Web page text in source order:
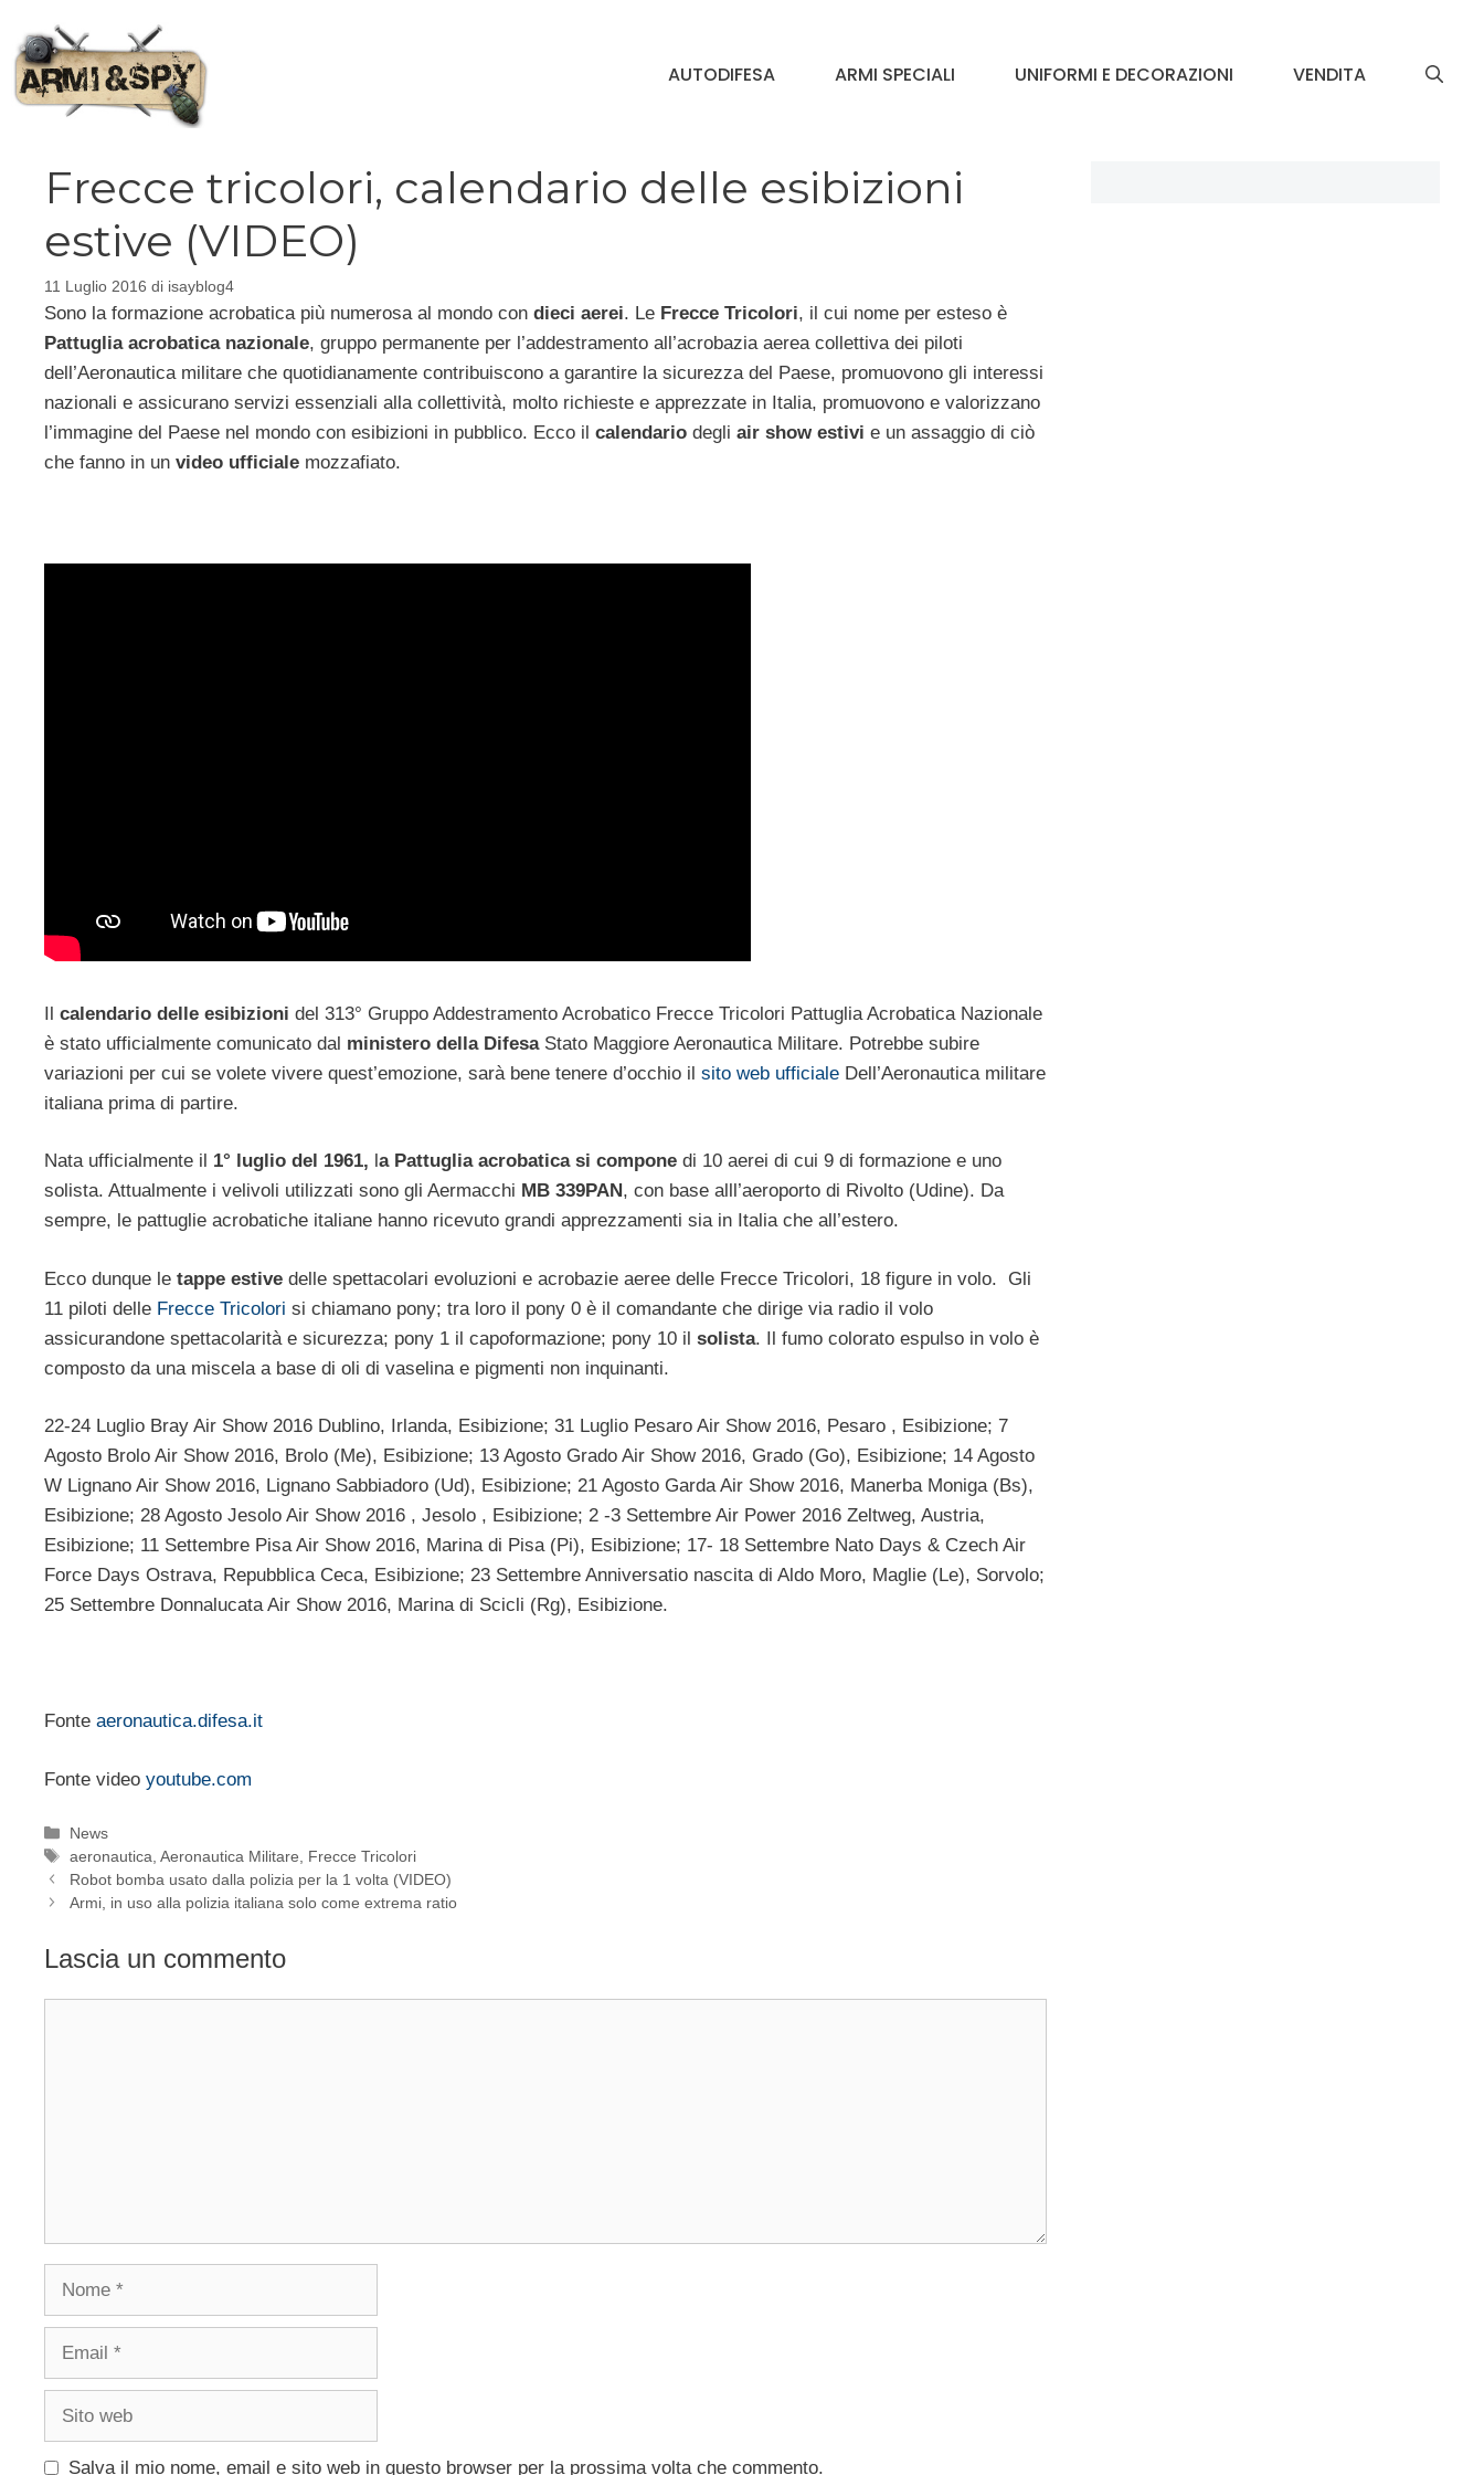
contenuto
AUTODIFESA ARMI SPECIALI UNIFORMI E DECORAZIONI VENDITA
Frecce tricolori, calendario delle esibizioni
estive (VIDEO)
11 Luglio 2016 di isayblog4
Sono la formazione acrobatica più numerosa al mondo con dieci aerei. Le Frecce Tricolori, il cui nome per esteso è
Pattuglia acrobatica nazionale, gruppo permanente per l’addestramento all’acrobazia aerea collettiva dei piloti
dell’Aeronautica militare che quotidianamente contribuiscono a garantire la sicurezza del Paese, promuovono gli interessi
nazionali e assicurano servizi essenziali alla collettività, molto richieste e apprezzate in Italia, promuovono e valorizzano
l’immagine del Paese nel mondo con esibizioni in pubblico. Ecco il calendario degli air show estivi e un assaggio di ciò
che fanno in un video ufficiale mozzafiato.
Il calendario delle esibizioni del 313° Gruppo Addestramento Acrobatico Frecce Tricolori Pattuglia Acrobatica Nazionale
è stato ufficialmente comunicato dal ministero della DifesaStato Maggiore Aeronautica Militare. Potrebbe subire
variazioni per cui se volete vivere quest’emozione, sarà bene tenere d’occhio il sito web ufficiale Dell’Aeronautica militare
italiana prima di partire.
Nata ufficialmente il 1° luglio del 1961, la Pattuglia acrobatica si compone di 10 aerei di cui 9 di formazione e uno
solista. Attualmente i velivoli utilizzati sono gli Aermacchi MB 339PAN, con base alll’aeroporto di Rivolto (Udine). Da
sempre, le pattuglie acrobatiche italiane hanno ricevuto grandi apprezzamenti sia in Italia che all’estero.
Ecco dunque le tappe estive delle spettacolari evoluzioni e acrobazie aeree delle Frecce Tricolori, 18 figure in volo. Gli
11 piloti delle Frecce Tricolori si chiamano pony; tra loro il pony 0 è il comandante che dirige via radio il volo
assicurandone spettacolarità e sicurezza; pony 1 il capoformazione; pony 10 il solista. Il fumo colorato espulso in volo è
composto da una miscela a base di oli di vaselina e pigmenti non inquinanti.
22-24 Luglio Bray Air Show 2016 Dublino, Irlanda, Esibizione; 31 Luglio Pesaro Air Show 2016, Pesaro , Esibizione; 7
Agosto Brolo Air Show 2016, Brolo (Me), Esibizione; 13 Agosto Grado Air Show 2016, Grado (Go), Esibizione; 14 Agosto
W Lignano Air Show 2016, Lignano Sabbiadoro (Ud), Esibizione; 21 Agosto Garda Air Show 2016, Manerba Moniga (Bs),
Esibizione; 28 Agosto Jesolo Air Show 2016 , Jesolo , Esibizione; 2 -3 Settembre Air Power 2016 Zeltweg, Austria,
Esibizione; 11 Settembre Pisa Air Show 2016, Marina di Pisa (Pi), Esibizione; 17- 18 Settembre Nato Days & Czech Air
Force Days Ostrava, Repubblica Ceca, Esibizione; 23 Settembre Anniversatio nascita di Aldo Moro, Maglie (Le), Sorvolo;
25 Settembre Donnalucata Air Show 2016, Marina di Scicli (Rg), Esibizione.
Fonte aeronautica.difesa.it
Fonte video youtube.com
Categorie
News
Tag
aeronautica ,Aeronautica Militare
Frecce Tricolori
Robot bomba usato dalla polizia per la 1 volta (VIDEO)
Armi, in uso alla polizia italiana solo come extrema ratio
Lascia un commento
Salva il mio nome, email e sito web in questo browser per la prossima volta che commento.